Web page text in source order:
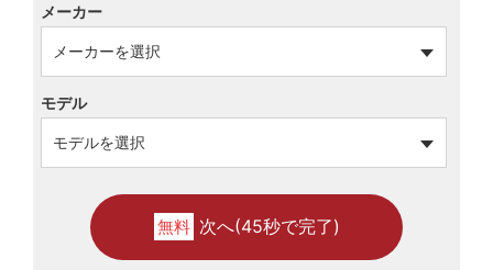
メーカー
モデル
無料 次へ(45秒で完了)